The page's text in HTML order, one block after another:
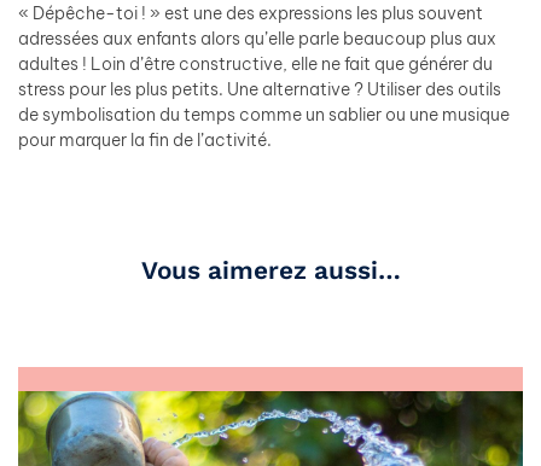
« Dépêche-toi ! » est une des expressions les plus souvent
adressées aux enfants alors qu’elle parle beaucoup plus aux
adultes ! Loin d’être constructive, elle ne fait que générer du
stress pour les plus petits. Une alternative ? Utiliser des outils
de symbolisation du temps comme un sablier ou une musique
pour marquer la fin de l’activité.
Vous aimerez aussi…